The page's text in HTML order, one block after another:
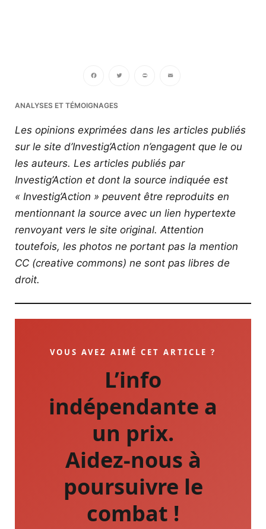
Facebook
ANALYSES ET TÉMOIGNAGES
Les opinions exprimées dans les articles publiés
sur le site d’Investig’Action n’engagent que le ou
les auteurs. Les articles publiés par
Investig’Action et dont la source indiquée est
« Investig’Action » peuvent être reproduits en
mentionnant la source avec un lien hypertexte
renvoyant vers le site original. Attention
toutefois, les photos ne portant pas la mention
CC (creative commons) ne sont pas libres de
droit.
VOUS AVEZ AIMÉ CET ARTICLE ?
L’info
indépendante a
un prix.
Aidez-nous à
poursuivre le
combat !